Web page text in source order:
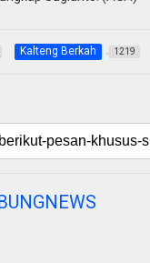
Kalteng Berkah 1219